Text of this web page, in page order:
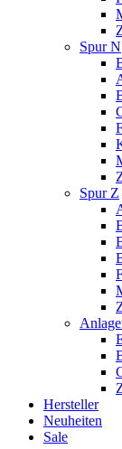
Spur N
Spur Z
Hersteller
Neuheiten
Sale